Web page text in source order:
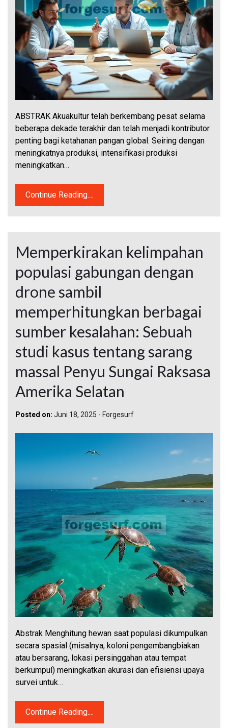
ABSTRAK Akuakultur telah berkembang pesat selama
beberapa dekade terakhir dan telah menjadi kontributor
penting bagi ketahanan pangan global. Seiring dengan
meningkatnya produksi, intensifikasi produksi
meningkatkan…
Continue Reading....
Memperkirakan kelimpahan
populasi gabungan dengan
drone sambil
memperhitungkan berbagai
sumber kesalahan: Sebuah
studi kasus tentang sarang
massal Penyu Sungai Raksasa
Amerika Selatan
Posted on: Juni 18, 2025 - Forgesurf
Abstrak Menghitung hewan saat populasi dikumpulkan
secara spasial (misalnya, koloni pengembangbiakan
atau bersarang, lokasi persinggahan atau tempat
berkumpul) meningkatkan akurasi dan efisiensi upaya
survei untuk…
Continue Reading....